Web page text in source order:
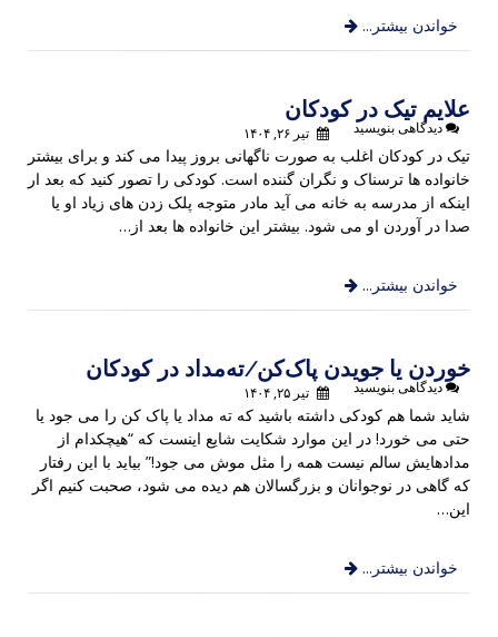
خواندن بیشتر...
علایم تیک در کودکان
تیر ۲۶, ۱۴۰۴ دیدگاهی بنویسید
تیک در کودکان اغلب به صورت ناگهانی بروز پیدا می کند و برای بیشتر
خانواده ها ترسناک و نگران گننده است. کودکی را تصور کنید که بعد ار
اینکه از مدرسه به خانه می آید مادر متوجه پلک زدن های زیاد او یا
صدا در آوردن او می شود. بیشتر این خانواده ها بعد از…
خواندن بیشتر...
خوردن یا جویدن پاک‌کن/ته‌مداد در کودکان
تیر ۲۵, ۱۴۰۴ دیدگاهی بنویسید
شاید شما هم کودکی داشته باشید که ته مداد یا پاک کن را می جود یا
حتی می خورد! در این موارد شکایت شایع اینست که “هیچکدام از
مدادهایش سالم نیست همه را مثل موش می جود!” بیاید با این رفتار
که گاهی در نوجوانان و بزرگسالان هم دیده می شود، صحبت کنیم اگر
این…
خواندن بیشتر...